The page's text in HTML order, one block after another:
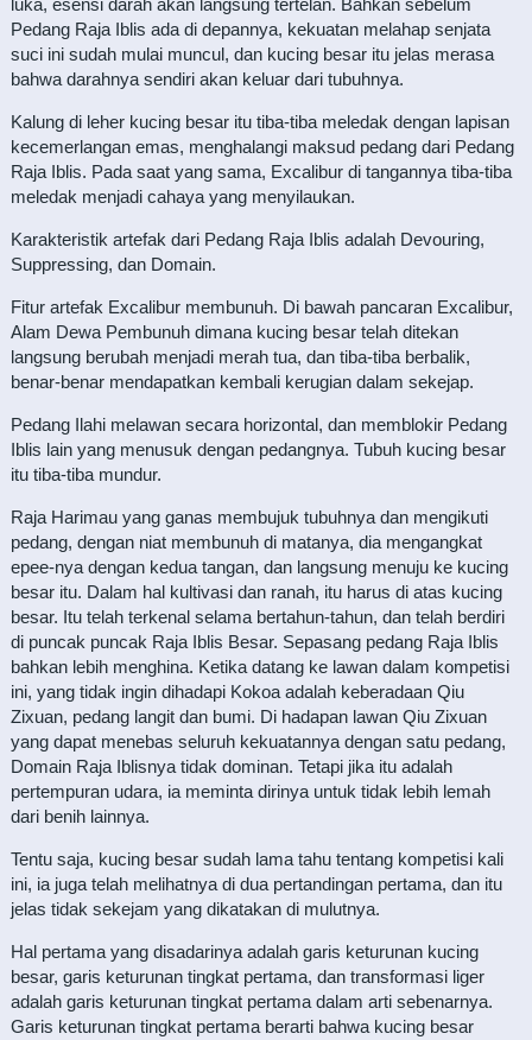
luka, esensi darah akan langsung tertelan. Bahkan sebelum
Pedang Raja Iblis ada di depannya, kekuatan melahap senjata
suci ini sudah mulai muncul, dan kucing besar itu jelas merasa
bahwa darahnya sendiri akan keluar dari tubuhnya.
Kalung di leher kucing besar itu tiba-tiba meledak dengan lapisan
kecemerlangan emas, menghalangi maksud pedang dari Pedang
Raja Iblis. Pada saat yang sama, Excalibur di tangannya tiba-tiba
meledak menjadi cahaya yang menyilaukan.
Karakteristik artefak dari Pedang Raja Iblis adalah Devouring,
Suppressing, dan Domain.
Fitur artefak Excalibur membunuh. Di bawah pancaran Excalibur,
Alam Dewa Pembunuh dimana kucing besar telah ditekan
langsung berubah menjadi merah tua, dan tiba-tiba berbalik,
benar-benar mendapatkan kembali kerugian dalam sekejap.
Pedang Ilahi melawan secara horizontal, dan memblokir Pedang
Iblis lain yang menusuk dengan pedangnya. Tubuh kucing besar
itu tiba-tiba mundur.
Raja Harimau yang ganas membujuk tubuhnya dan mengikuti
pedang, dengan niat membunuh di matanya, dia mengangkat
epee-nya dengan kedua tangan, dan langsung menuju ke kucing
besar itu. Dalam hal kultivasi dan ranah, itu harus di atas kucing
besar. Itu telah terkenal selama bertahun-tahun, dan telah berdiri
di puncak puncak Raja Iblis Besar. Sepasang pedang Raja Iblis
bahkan lebih menghina. Ketika datang ke lawan dalam kompetisi
ini, yang tidak ingin dihadapi Kokoa adalah keberadaan Qiu
Zixuan, pedang langit dan bumi. Di hadapan lawan Qiu Zixuan
yang dapat menebas seluruh kekuatannya dengan satu pedang,
Domain Raja Iblisnya tidak dominan. Tetapi jika itu adalah
pertempuran udara, ia meminta dirinya untuk tidak lebih lemah
dari benih lainnya.
Tentu saja, kucing besar sudah lama tahu tentang kompetisi kali
ini, ia juga telah melihatnya di dua pertandingan pertama, dan itu
jelas tidak sekejam yang dikatakan di mulutnya.
Hal pertama yang disadarinya adalah garis keturunan kucing
besar, garis keturunan tingkat pertama, dan transformasi liger
adalah garis keturunan tingkat pertama dalam arti sebenarnya.
Garis keturunan tingkat pertama berarti bahwa kucing besar